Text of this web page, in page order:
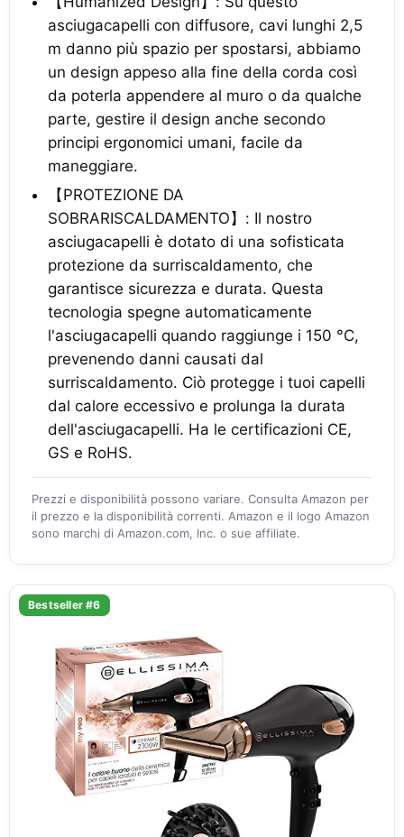
asciugacapelli con diffusore, cavi lunghi 2,5
m danno più spazio per spostarsi, abbiamo
un design appeso alla fine della corda così
da poterla appendere al muro o da qualche
parte, gestire il design anche secondo
principi ergonomici umani, facile da
maneggiare.
【PROTEZIONE DA
SOBRARISCALDAMENTO】: Il nostro
asciugacapelli è dotato di una sofisticata
protezione da surriscaldamento, che
garantisce sicurezza e durata. Questa
tecnologia spegne automaticamente
l'asciugacapelli quando raggiunge i 150 °C,
prevenendo danni causati dal
surriscaldamento. Ciò protegge i tuoi capelli
dal calore eccessivo e prolunga la durata
dell'asciugacapelli. Ha le certificazioni CE,
GS e RoHS.
Prezzi e disponibilità possono variare. Consulta Amazon per
il prezzo e la disponibilità correnti. Amazon e il logo Amazon
sono marchi di Amazon.com, Inc. o sue affiliate.
Bestseller #6